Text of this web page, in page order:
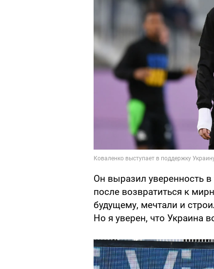
Он выразил уверенность
после возвратиться к
будущему, мечтали и
Но я уверен, что Украина